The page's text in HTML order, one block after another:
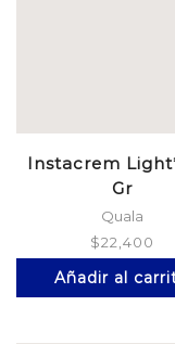
Instacrem
Gr
Quala
$22,400
Añadir al